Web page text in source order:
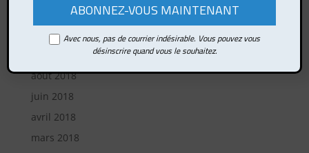
mars 2019
février 2019
août 2018
juin 2018
avril 2018
mars 2018
Avec nous, pas de courrier indésirable. Vous pouvez vous
désinscrire quand vous le souhaitez.